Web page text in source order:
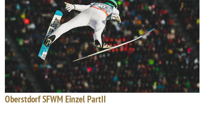
Oberstdorf SFWM Einzel PartII